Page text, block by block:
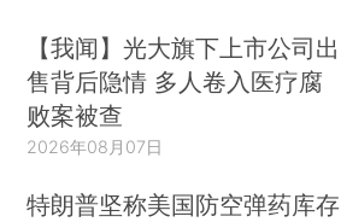
【我闻】光大旗下上市公司出
售背后隐情 多人卷入医疗腐
败案被查
2026年08月07日
特朗普坚称美国防空弹药库存